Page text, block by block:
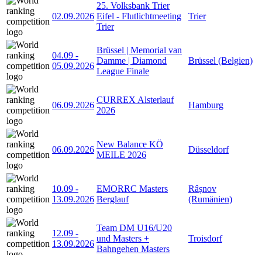
02.09.2026
25. Volksbank Trier
Eifel - Flutlichtmeeting
Trier
Trier
04.09 -
05.09.2026
Brüssel | Memorial van
Damme | Diamond
League Finale
Brüssel (Belgien)
06.09.2026
CURREX Alsterlauf
2026
Hamburg
06.09.2026
New Balance KÖ
MEILE 2026
Düsseldorf
10.09 -
13.09.2026
EMORRC Masters
Berglauf
Râșnov
(Rumänien)
12.09 -
13.09.2026
Team DM U16/U20
und Masters +
Bahngehen Masters
Troisdorf